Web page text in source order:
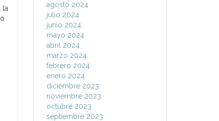
la
agosto 2024
julio 2024
junio 2024
mayo 2024
abril 2024
marzo 2024
febrero 2024
enero 2024
diciembre 2023
noviembre 2023
octubre 2023
septiembre 2023